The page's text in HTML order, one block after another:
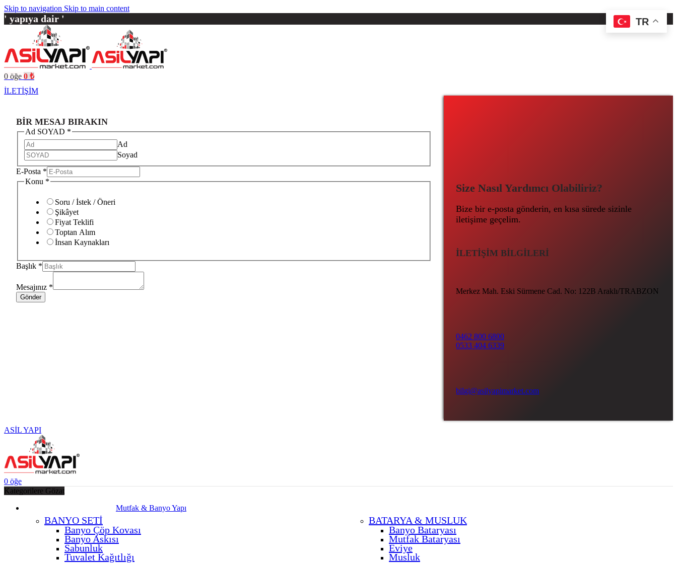
Skip to navigation Skip to main content
' yapıya dair '
0 öğe 0 ₺
İLETİŞİM
BİR MESAJ BIRAKIN
Başlık
Konu
SOYAD
Ad SOYAD *
Ad
Soyad
E-Posta *
Konu *
Soru / İstek / Öneri
Şikâyet
Fiyat Teklifi
Toptan Alım
İnsan Kaynakları
Başlık *
Mesajınız *
Gönder
Size Nasıl Yardımcı Olabiliriz?
Bize bir e-posta gönderin, en kısa sürede sizinle
iletişime geçelim.
İLETİŞİM BİLGİLERİ
Merkez Mah. Eski Sürmene Cad. No: 122B Araklı/TRABZON
0462 800 6800
0533 404 6339
bilgi@asilyapimarket.com
ASİL YAPI
0 öğe
Kategorilere Gözat
Mutfak & Banyo Yapı
BANYO SETİ
Banyo Çöp Kovası
Banyo Askısı
Sabunluk
Tuvalet Kağıtlığı
BATARYA & MUSLUK
Banyo Bataryası
Mutfak Bataryası
Eviye
Musluk
TR